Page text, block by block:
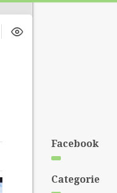
Facebook
Categorie